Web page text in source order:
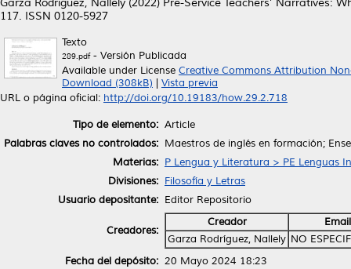
Garza Rodríguez, Nallely (2022) Pre-Service Teachers’ Narratives:
117. ISSN 0120-5927
Texto
289.pdf- Versión Publicada
Available under License Creative Commons Attribution
Download (308kB)
Vista previa
URL o página oficial: http://doi.org/10.19183/how.29.2.718
Tipo de elemento: Article
Palabras claves no controlados: Maestros de inglés en formación;
Materias: P Lengua y Literatura > PE Lenguas
Divisiones: Filosofía y Letras
Usuario depositante: Editor Repositorio
Creadores:
Creador
Email
Garza Rodríguez, Nallely NO
Fecha del depósito: 20 Mayo 2024 18:23